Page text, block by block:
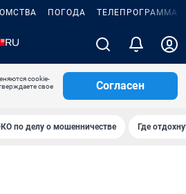
ПОГОДА ТЕЛЕПРОГРАММА
cookie-
свое
Согласен
по делу о мошенничестве Где